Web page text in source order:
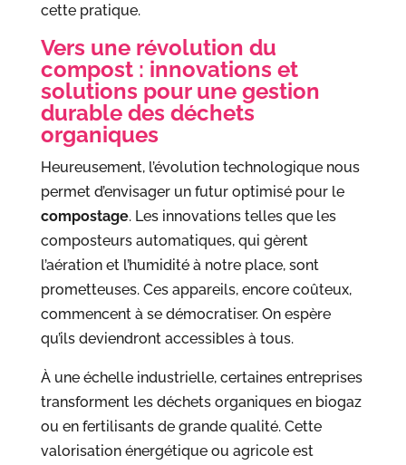
cette pratique.
Vers une révolution du
compost : innovations et
solutions pour une gestion
durable des déchets
organiques
Heureusement, l’évolution technologique nous
permet d’envisager un futur optimisé pour le
compostage. Les innovations telles que les
composteurs automatiques, qui gèrent
l’aération et l’humidité à notre place, sont
prometteuses. Ces appareils, encore coûteux,
commencent à se démocratiser. On espère
qu’ils deviendront accessibles à tous.
À une échelle industrielle, certaines entreprises
transforment les déchets organiques en biogaz
ou en fertilisants de grande qualité. Cette
valorisation énergétique ou agricole est